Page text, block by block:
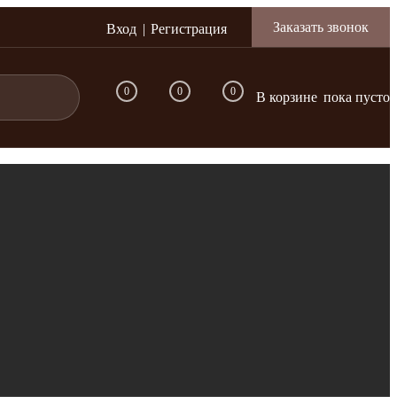
Вход Регистрация Заказать звонок
0 0 0 В корзине пока пусто